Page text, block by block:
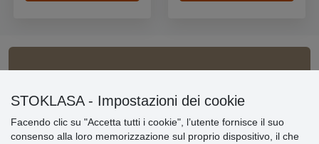
» Impostazioni dei cookie
» Termini & Condizioni
» Informativa sulla Privacy
STOKLASA - Impostazioni dei cookie
Facendo clic su "Accetta tutti i cookie", l’utente fornisce il suo
consenso alla loro memorizzazione sul proprio dispositivo, il che